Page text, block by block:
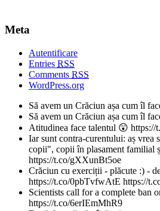
Meta
Autentificare
Entries RSS
Comments RSS
WordPress.org
Să avem un Crăciun așa cum îl
Să avem un Crăciun așa cum îl
Atitudinea face talentul 😲 https://
Iar sunt contra-curentului: aș vrea
copii", copii în plasament familial
https://t.co/gXXunBt5oe
Crăciun cu exerciții - plăcute :) -
https://t.co/0pbTvfwAtE https://
Scientists call for a complete ban
https://t.co/6erIEmMhR9